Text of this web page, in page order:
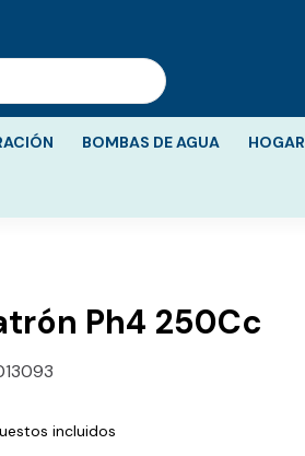
BOMBAS DE AGUA HOGAR
Ph4 250Cc
incluidos